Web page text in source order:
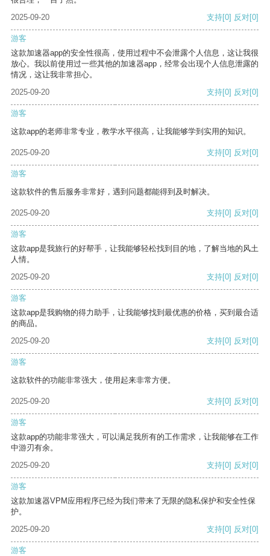
2025-09-20
支持[0] 反对[0]
游客
这款加速器app的安全性很高，使用过程中不会泄露个人信息，这让我很
放心。我以前使用过一些其他的加速器app，经常会出现个人信息泄露的
情况，这让我非常担心。
2025-09-20
支持[0] 反对[0]
游客
这款app的老师非常专业，教学水平很高，让我能够学到实用的知识。
2025-09-20 支持[0] 反对[0]
游客
这款软件的售后服务非常好，遇到问题都能得到及时解决。
2025-09-20 支持[0] 反对[0]
游客
这款app是我旅行的好帮手，让我能够轻松找到目的地，了解当地的风土
人情。
2025-09-20
支持[0] 反对[0]
游客
这款app是我购物的得力助手，让我能够找到最优惠的价格，买到最合适
的商品。
2025-09-20
支持[0] 反对[0]
游客
这款软件的功能非常强大，使用起来非常方便。
2025-09-20 支持[0] 反对[0]
游客
这款app的功能非常强大，可以满足我所有的工作需求，让我能够在工作
中游刃有余。
2025-09-20
支持[0] 反对[0]
游客
这款加速器VPM应用程序已经为我们带来了无限的隐私保护和安全性保
护。
2025-09-20
支持[0] 反对[0]
游客